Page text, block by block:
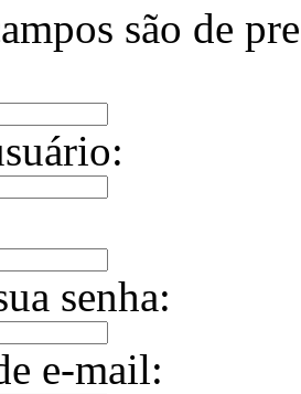
são de
senha:
e-mail: